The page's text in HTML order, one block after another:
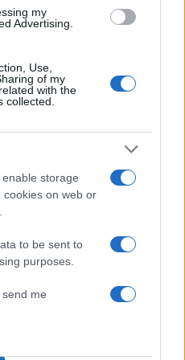
my
Advertising.
Use,
of my
with the
collected.
storage
cookies on web or
to be sent to
purposes.
me